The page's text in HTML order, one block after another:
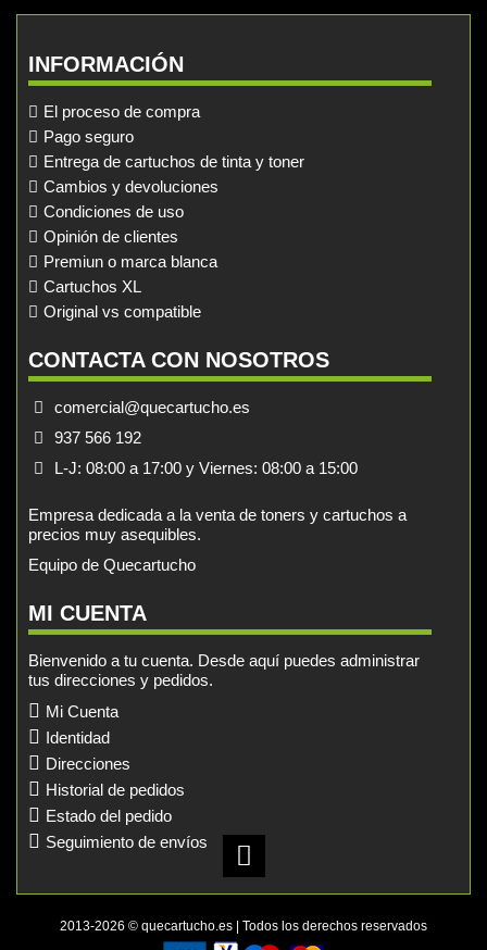
INFORMACIÓN
El proceso de compra
Pago seguro
Entrega de cartuchos de tinta y toner
Cambios y devoluciones
Condiciones de uso
Opinión de clientes
Premiun o marca blanca
Cartuchos XL
Original vs compatible
CONTACTA CON NOSOTROS
comercial@quecartucho.es
937 566 192
L-J: 08:00 a 17:00 y Viernes: 08:00 a 15:00
Empresa dedicada a la venta de toners y cartuchos a
precios muy asequibles.
Equipo de Quecartucho
MI CUENTA
Bienvenido a tu cuenta. Desde aquí puedes administrar
tus direcciones y pedidos.
Mi Cuenta
Identidad
Direcciones
Historial de pedidos
Estado del pedido
Seguimiento de envíos
2013-2026 © quecartucho.es | Todos los derechos reservados